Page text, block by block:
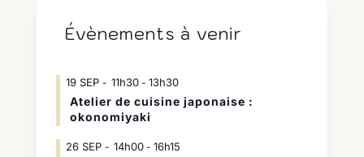
Évènements à venir
19 SEP 11h30- 13h30
Atelier de cuisine japonaise :
okonomiyaki
26 SEP 14h00- 16h15